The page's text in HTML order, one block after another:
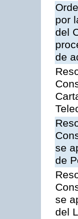
por
del
de
se
de
se
del